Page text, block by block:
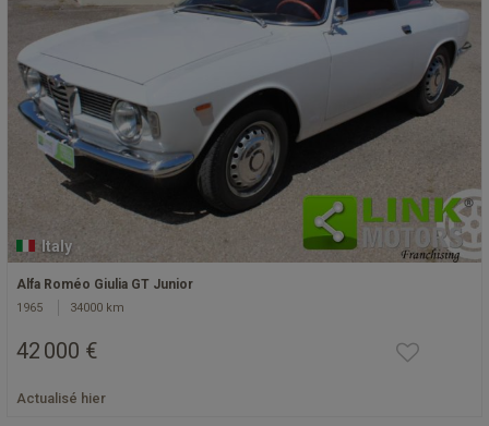
Italy
Alfa Roméo Giulia GT Junior
1965 34000 km
42 000 €
Actualisé hier